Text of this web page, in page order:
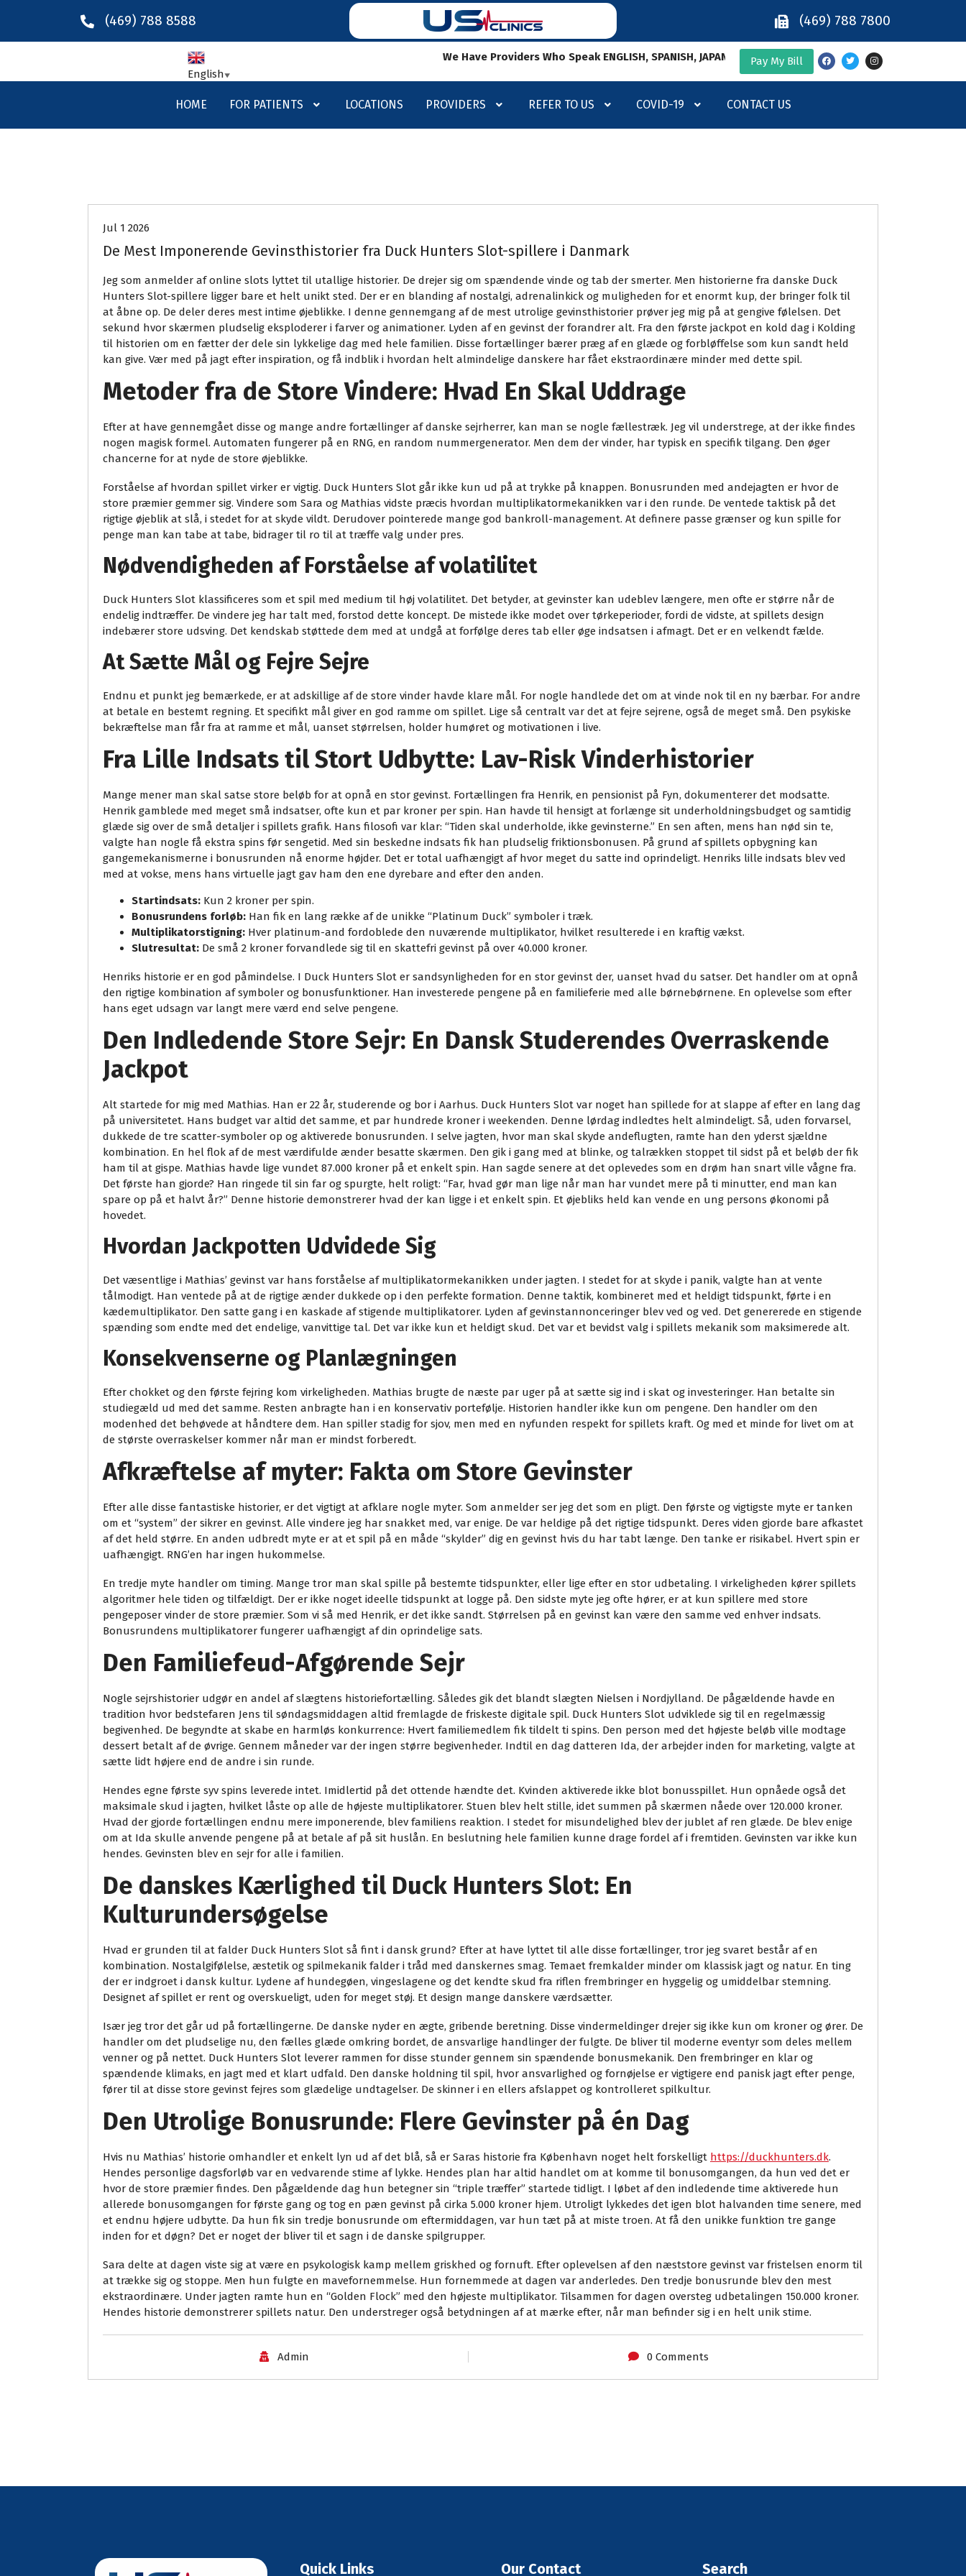
(469) 788 8588 (469) 788 7800
English▼
We Have Providers Who Speak ENGLISH, SPANISH, JAPANESE, KOREAN, MALAYALAM, HINDI, ARABIC, TAMIL and
Pay My Bill
HOME FOR PATIENTS LOCATIONS PROVIDERS REFER TO US COVID-19 CONTACT US
Jul 1 2026
De Mest Imponerende Gevinsthistorier fra Duck Hunters Slot-spillere i Danmark
Jeg som anmelder af online slots lyttet til utallige historier. De drejer sig om spændende vinde og tab der smerter. Men historierne fra danske Duck
Hunters Slot-spillere ligger bare et helt unikt sted. Der er en blanding af nostalgi, adrenalinkick og muligheden for et enormt kup, der bringer folk til
at åbne op. De deler deres mest intime øjeblikke. I denne gennemgang af de mest utrolige gevinsthistorier prøver jeg mig på at gengive følelsen. Det
sekund hvor skærmen pludselig eksploderer i farver og animationer. Lyden af en gevinst der forandrer alt. Fra den første jackpot en kold dag i Kolding
til historien om en fætter der dele sin lykkelige dag med hele familien. Disse fortællinger bærer præg af en glæde og forbløffelse som kun sandt held
kan give. Vær med på jagt efter inspiration, og få indblik i hvordan helt almindelige danskere har fået ekstraordinære minder med dette spil.
Metoder fra de Store Vindere: Hvad En Skal Uddrage
Efter at have gennemgået disse og mange andre fortællinger af danske sejrherrer, kan man se nogle fællestræk. Jeg vil understrege, at der ikke findes
nogen magisk formel. Automaten fungerer på en RNG, en random nummergenerator. Men dem der vinder, har typisk en specifik tilgang. Den øger
chancerne for at nyde de store øjeblikke.
Forståelse af hvordan spillet virker er vigtig. Duck Hunters Slot går ikke kun ud på at trykke på knappen. Bonusrunden med andejagten er hvor de
store præmier gemmer sig. Vindere som Sara og Mathias vidste præcis hvordan multiplikatormekanikken var i den runde. De ventede taktisk på det
rigtige øjeblik at slå, i stedet for at skyde vildt. Derudover pointerede mange god bankroll-management. At definere passe grænser og kun spille for
penge man kan tabe at tabe, bidrager til ro til at træffe valg under pres.
Nødvendigheden af Forståelse af volatilitet
Duck Hunters Slot klassificeres som et spil med medium til høj volatilitet. Det betyder, at gevinster kan udeblev længere, men ofte er større når de
endelig indtræffer. De vindere jeg har talt med, forstod dette koncept. De mistede ikke modet over tørkeperioder, fordi de vidste, at spillets design
indebærer store udsving. Det kendskab støttede dem med at undgå at forfølge deres tab eller øge indsatsen i afmagt. Det er en velkendt fælde.
At Sætte Mål og Fejre Sejre
Endnu et punkt jeg bemærkede, er at adskillige af de store vinder havde klare mål. For nogle handlede det om at vinde nok til en ny bærbar. For andre
at betale en bestemt regning. Et specifikt mål giver en god ramme om spillet. Lige så centralt var det at fejre sejrene, også de meget små. Den psykiske
bekræftelse man får fra at ramme et mål, uanset størrelsen, holder humøret og motivationen i live.
Fra Lille Indsats til Stort Udbytte: Lav-Risk Vinderhistorier
Mange mener man skal satse store beløb for at opnå en stor gevinst. Fortællingen fra Henrik, en pensionist på Fyn, dokumenterer det modsatte.
Henrik gamblede med meget små indsatser, ofte kun et par kroner per spin. Han havde til hensigt at forlænge sit underholdningsbudget og samtidig
glæde sig over de små detaljer i spillets grafik. Hans filosofi var klar: “Tiden skal underholde, ikke gevinsterne.” En sen aften, mens han nød sin te,
valgte han nogle få ekstra spins før sengetid. Med sin beskedne indsats fik han pludselig friktionsbonusen. På grund af spillets opbygning kan
gangemekanismerne i bonusrunden nå enorme højder. Det er total uafhængigt af hvor meget du satte ind oprindeligt. Henriks lille indsats blev ved
med at vokse, mens hans virtuelle jagt gav ham den ene dyrebare and efter den anden.
Startindsats: Kun 2 kroner per spin.
Bonusrundens forløb: Han fik en lang række af de unikke “Platinum Duck” symboler i træk.
Multiplikatorstigning: Hver platinum-and fordoblede den nuværende multiplikator, hvilket resulterede i en kraftig vækst.
Slutresultat: De små 2 kroner forvandlede sig til en skattefri gevinst på over 40.000 kroner.
Henriks historie er en god påmindelse. I Duck Hunters Slot er sandsynligheden for en stor gevinst der, uanset hvad du satser. Det handler om at opnå
den rigtige kombination af symboler og bonusfunktioner. Han investerede pengene på en familieferie med alle børnebørnene. En oplevelse som efter
hans eget udsagn var langt mere værd end selve pengene.
Den Indledende Store Sejr: En Dansk Studerendes Overraskende
Jackpot
Alt startede for mig med Mathias. Han er 22 år, studerende og bor i Aarhus. Duck Hunters Slot var noget han spillede for at slappe af efter en lang dag
på universitetet. Hans budget var altid det samme, et par hundrede kroner i weekenden. Denne lørdag indledtes helt almindeligt. Så, uden forvarsel,
dukkede de tre scatter-symboler op og aktiverede bonusrunden. I selve jagten, hvor man skal skyde andeflugten, ramte han den yderst sjældne
kombination. En hel flok af de mest værdifulde ænder besatte skærmen. Den gik i gang med at blinke, og talrækken stoppet til sidst på et beløb der fik
ham til at gispe. Mathias havde lige vundet 87.000 kroner på et enkelt spin. Han sagde senere at det oplevedes som en drøm han snart ville vågne fra.
Det første han gjorde? Han ringede til sin far og spurgte, helt roligt: “Far, hvad gør man lige når man har vundet mere på ti minutter, end man kan
spare op på et halvt år?” Denne historie demonstrerer hvad der kan ligge i et enkelt spin. Et øjebliks held kan vende en ung persons økonomi på
hovedet.
Hvordan Jackpotten Udvidede Sig
Det væsentlige i Mathias’ gevinst var hans forståelse af multiplikatormekanikken under jagten. I stedet for at skyde i panik, valgte han at vente
tålmodigt. Han ventede på at de rigtige ænder dukkede op i den perfekte formation. Denne taktik, kombineret med et heldigt tidspunkt, førte i en
kædemultiplikator. Den satte gang i en kaskade af stigende multiplikatorer. Lyden af gevinstannonceringer blev ved og ved. Det genererede en stigende
spænding som endte med det endelige, vanvittige tal. Det var ikke kun et heldigt skud. Det var et bevidst valg i spillets mekanik som maksimerede alt.
Konsekvenserne og Planlægningen
Efter chokket og den første fejring kom virkeligheden. Mathias brugte de næste par uger på at sætte sig ind i skat og investeringer. Han betalte sin
studiegæld ud med det samme. Resten anbragte han i en konservativ portefølje. Historien handler ikke kun om pengene. Den handler om den
modenhed det behøvede at håndtere dem. Han spiller stadig for sjov, men med en nyfunden respekt for spillets kraft. Og med et minde for livet om at
de største overraskelser kommer når man er mindst forberedt.
Afkræftelse af myter: Fakta om Store Gevinster
Efter alle disse fantastiske historier, er det vigtigt at afklare nogle myter. Som anmelder ser jeg det som en pligt. Den første og vigtigste myte er tanken
om et “system” der sikrer en gevinst. Alle vindere jeg har snakket med, var enige. De var heldige på det rigtige tidspunkt. Deres viden gjorde bare afkastet
af det held større. En anden udbredt myte er at et spil på en måde “skylder” dig en gevinst hvis du har tabt længe. Den tanke er risikabel. Hvert spin er
uafhængigt. RNG’en har ingen hukommelse.
En tredje myte handler om timing. Mange tror man skal spille på bestemte tidspunkter, eller lige efter en stor udbetaling. I virkeligheden kører spillets
algoritmer hele tiden og tilfældigt. Der er ikke noget ideelle tidspunkt at logge på. Den sidste myte jeg ofte hører, er at kun spillere med store
pengeposer vinder de store præmier. Som vi så med Henrik, er det ikke sandt. Størrelsen på en gevinst kan være den samme ved enhver indsats.
Bonusrundens multiplikatorer fungerer uafhængigt af din oprindelige sats.
Den Familiefeud-Afgørende Sejr
Nogle sejrshistorier udgør en andel af slægtens historiefortælling. Således gik det blandt slægten Nielsen i Nordjylland. De pågældende havde en
tradition hvor bedstefaren Jens til søndagsmiddagen altid fremlagde de friskeste digitale spil. Duck Hunters Slot udviklede sig til en regelmæssig
begivenhed. De begyndte at skabe en harmløs konkurrence: Hvert familiemedlem fik tildelt ti spins. Den person med det højeste beløb ville modtage
dessert betalt af de øvrige. Gennem måneder var der ingen større begivenheder. Indtil en dag datteren Ida, der arbejder inden for marketing, valgte at
sætte lidt højere end de andre i sin runde.
Hendes egne første syv spins leverede intet. Imidlertid på det ottende hændte det. Kvinden aktiverede ikke blot bonusspillet. Hun opnåede også det
maksimale skud i jagten, hvilket låste op alle de højeste multiplikatorer. Stuen blev helt stille, idet summen på skærmen nåede over 120.000 kroner.
Hvad der gjorde fortællingen endnu mere imponerende, blev familiens reaktion. I stedet for misundelighed blev der jublet af ren glæde. De blev enige
om at Ida skulle anvende pengene på at betale af på sit huslån. En beslutning hele familien kunne drage fordel af i fremtiden. Gevinsten var ikke kun
hendes. Gevinsten blev en sejr for alle i familien.
De danskes Kærlighed til Duck Hunters Slot: En
Kulturundersøgelse
Hvad er grunden til at falder Duck Hunters Slot så fint i dansk grund? Efter at have lyttet til alle disse fortællinger, tror jeg svaret består af en
kombination. Nostalgifølelse, æstetik og spilmekanik falder i tråd med danskernes smag. Temaet fremkalder minder om klassisk jagt og natur. En ting
der er indgroet i dansk kultur. Lydene af hundegøen, vingeslagene og det kendte skud fra riflen frembringer en hyggelig og umiddelbar stemning.
Designet af spillet er rent og overskueligt, uden for meget støj. Et design mange danskere værdsætter.
Især jeg tror det går ud på fortællingerne. De danske nyder en ægte, gribende beretning. Disse vindermeldinger drejer sig ikke kun om kroner og ører. De
handler om det pludselige nu, den fælles glæde omkring bordet, de ansvarlige handlinger der fulgte. De bliver til moderne eventyr som deles mellem
venner og på nettet. Duck Hunters Slot leverer rammen for disse stunder gennem sin spændende bonusmekanik. Den frembringer en klar og
spændende klimaks, en jagt med et klart udfald. Den danske holdning til spil, hvor ansvarlighed og fornøjelse er vigtigere end panisk jagt efter penge,
fører til at disse store gevinst fejres som glædelige undtagelser. De skinner i en ellers afslappet og kontrolleret spilkultur.
Den Utrolige Bonusrunde: Flere Gevinster på én Dag
Hvis nu Mathias’ historie omhandler et enkelt lyn ud af det blå, så er Saras historie fra København noget helt forskelligt https://duckhunters.dk.
Hendes personlige dagsforløb var en vedvarende stime af lykke. Hendes plan har altid handlet om at komme til bonusomgangen, da hun ved det er
hvor de store præmier findes. Den pågældende dag hun betegner sin “triple træffer” startede tidligt. I løbet af den indledende time aktiverede hun
allerede bonusomgangen for første gang og tog en pæn gevinst på cirka 5.000 kroner hjem. Utroligt lykkedes det igen blot halvanden time senere, med
et endnu højere udbytte. Da hun fik sin tredje bonusrunde om eftermiddagen, var hun tæt på at miste troen. At få den unikke funktion tre gange
inden for et døgn? Det er noget der bliver til et sagn i de danske spilgrupper.
Sara delte at dagen viste sig at være en psykologisk kamp mellem griskhed og fornuft. Efter oplevelsen af den næststore gevinst var fristelsen enorm til
at trække sig og stoppe. Men hun fulgte en mavefornemmelse. Hun fornemmede at dagen var anderledes. Den tredje bonusrunde blev den mest
ekstraordinære. Under jagten ramte hun en “Golden Flock” med den højeste multiplikator. Tilsammen for dagen oversteg udbetalingen 150.000 kroner.
Hendes historie demonstrerer spillets natur. Den understreger også betydningen af at mærke efter, når man befinder sig i en helt unik stime.
Admin 0 Comments
Quick Links Our Contact Search